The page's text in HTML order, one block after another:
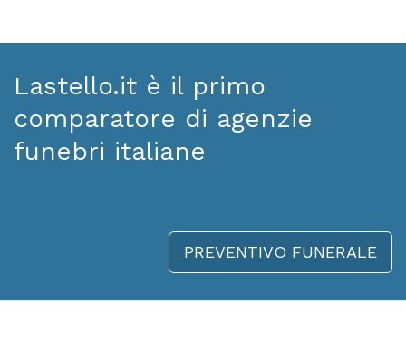
Lastello.it è il primo
comparatore di agenzie
funebri italiane
PREVENTIVO FUNERALE